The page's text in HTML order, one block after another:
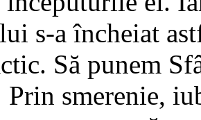
s-a încheiat
Să punem
Prin smerenie,